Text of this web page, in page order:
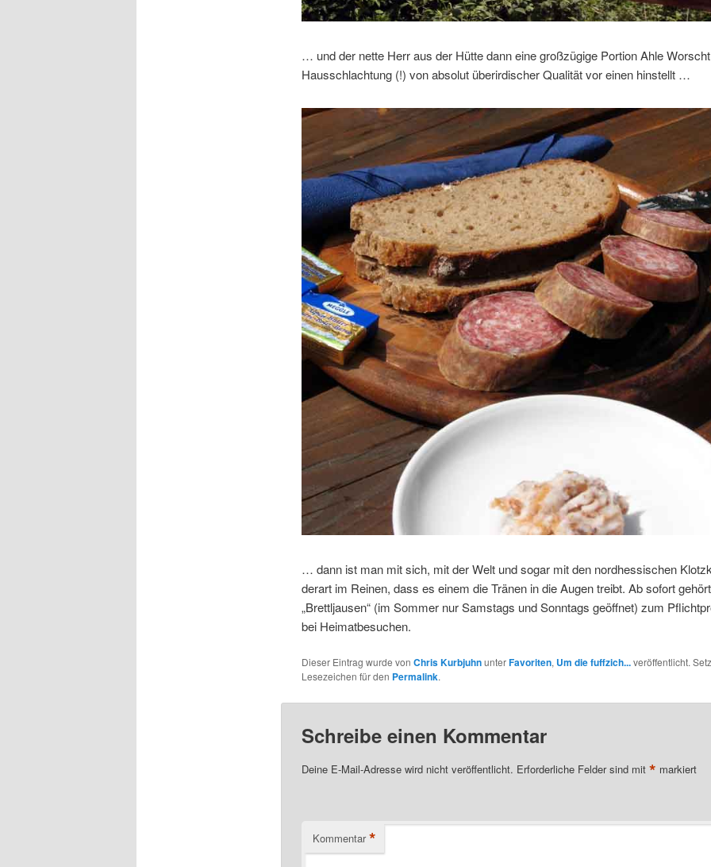
… und der nette Herr aus der Hütte dann eine großzügige Portion Ahle
Hausschlachtung (!) von absolut überirdischer Qualität vor einen hinstellt …
… dann ist man mit sich, mit der Welt und sogar mit den nordhessischen
derart im Reinen, dass es einem die Tränen in die Augen treibt. Ab sofort
„Brettljausen“ (im Sommer nur Samstags und Sonntags geöffnet) zum
bei Heimatbesuchen.
Dieser Eintrag wurde von Chris KurbjuhnunterFavoriten, Um die fuffzich...veröffentlicht.
Lesezeichen für den Permalink.
Schreibe einen Kommentar
Deine E-Mail-Adresse wird nicht veröffentlicht. Erforderliche Felder sind mit * markiert
Kommentar *